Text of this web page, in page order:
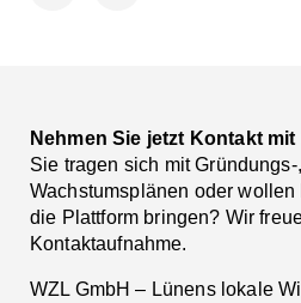
Nehmen Sie jetzt Kontakt
Sie tragen sich mit
Wachstumsplänen oder
die Plattform bringen? Wir
Kontaktaufnahme.
WZL GmbH – Lünens lokale